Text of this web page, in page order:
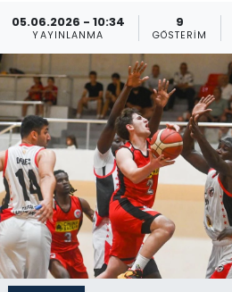
05.06.2026 - 10:34
YAYINLANMA
9
GÖSTERIM
GEZİ
Güncel
Gündem
KKTC
KKTC YEREL SEÇİM 2018
Kültür Sanat